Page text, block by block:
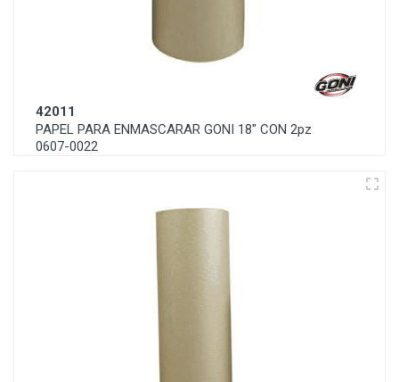
42011
PAPEL PARA ENMASCARAR GONI 18" CON 2pz
0607-0022